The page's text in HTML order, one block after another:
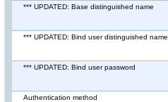
*** UPDATED: Base distinguished name
*** UPDATED: Bind user distinguished name
*** UPDATED: Bind user password
Authentication method